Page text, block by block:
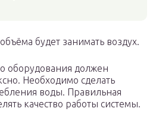
будет занимать воздух.
оборудования должен
Необходимо сделать
воды. Правильная
качество работы системы.